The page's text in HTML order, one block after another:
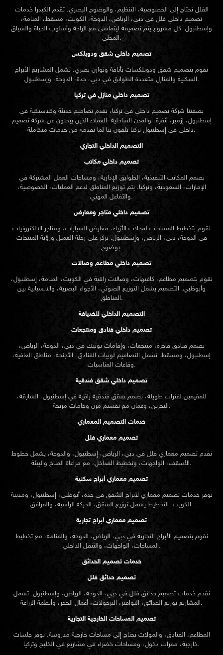
الفلل تحتاج إلى الخصوصية، التنظيم، والوضوح البصري. تقدم الكيدرا خدمات
تصميم داخلي فلل في دبي، الرياض، الدوحة، الكويت، مسقط، المنامة،
وإسطنبول. كل مشروع يتم تصميمه ليتماشى مع الراحة وأسلوب الحياة والسياق
المحلي.
تصميم داخلي شقق ودوبلكس
نقوم بتصميم شقق ودوبلكسات بأناقة وتوازن بصري. تشمل المشاريع الأبراج
السكنية والمنازل متعددة الطوابق في دبي، جدة، الدوحة، وإسطنبول.
تصميم داخلي منازل في تركيا
بصفتنا شركة تصميم داخلي في تركيا، نقدم تصاميم حديثة وكلاسيكية في
إسطنبول، إزمير، أنقرة، والمدن الساحلية. العملاء الذين يبحثون عن شركة تصميم
داخلي في إسطنبولتركيا يثقون بنا لما نقدمه من خدمات متكاملة.
التصميم الداخلي التجاري
تصميم داخلي مكاتب
نصمم المكاتب التنفيذية، الطوابق الإدارية، ومساحات العمل المشتركة في
الإمارات، السعودية، وتركيا. يتم توزيع المناطق لدعم العمليات، الخصوصية،
والتفاعل المهني.
تصميم داخلي متاجر ومعارض
نقوم بتخطيط المساحات لمحلات الأزياء، معارض السيارات، ومتاجر الإلكترونيات
في الدوحة، دبي، الرياض، وإسطنبول. نركز على رحلة العميل ورؤية المنتجات
بوضوح.
تصميم داخلي مطاعم وصالات
نقوم بتصميم مطاعم، كافيهات، وصالات راقية في الكويت، المنامة، إسطنبول،
وأبوظبي. التصميم يشمل التوزيع الصوتي، الأجواء البصرية، والانسيابية بين
المناطق.
التصميم الداخلي للضيافة
تصميم داخلي فنادق ومنتجعات
نصمم فنادق فاخرة، منتجعات، وإقامات بوتيك في دبي، الدوحة، الرياض،
إسطنبول، ومسقط. تشمل التصاميم لوبيات الفنادق، الأجنحة، مناطق العافية،
وقاعات المناسبات.
تصميم داخلي شقق فندقية
للمقيمين لفترات طويلة، نصمم شقق فندقية راقية في إسطنبول، الشارقة،
البحرين، وعمان مع تقسيم مرن وخامات مريحة.
خدمات التصميم المعماري
تصميم معماري فلل
نقدمتصميم معماري فلل في دبي، الرياض، إسطنبول، والدوحة، يشمل خطوط
الأسقف، الواجهات، وتخطيط المداخل، مع مراعاة المناخ والبيئة.
تصميم معماري أبراج سكنية
نوفر خدمات تصميم معماري لأبراج الشقق في جدة، أبوظبي، إسطنبول، ومدينة
الكويت. التخطيط يشمل توزيع الشقق، الحركة الرأسية، والمرافق.
تصميم معماري أبراج تجارية
نقوم بتصميم الأبراج التجارية في دبي، الرياض، الدوحة، والمنامة، مع تخطيط
المساحات، الواجهات، والتنقل الداخلي.
خدمات تصميم الحدائق
تصميم حدائق فلل
نقدم خدماتتصميم حدائق فلل في دبي، الدوحة، الرياض، وإسطنبول. تشمل
المشاريع توزيع الحدائق، النوافير، البرجولات، أعمال الحجر، وأنظمة الزراعة.
تصميم المساحات الخارجية التجارية
المطاعم، الفنادق، والمولات تحتاج إلى مساحات خارجية مدروسة. نوفر جلسات
خارجية، ممرات دخول، ومساحات خضراء في مشاريع في الخليج وتركيا.